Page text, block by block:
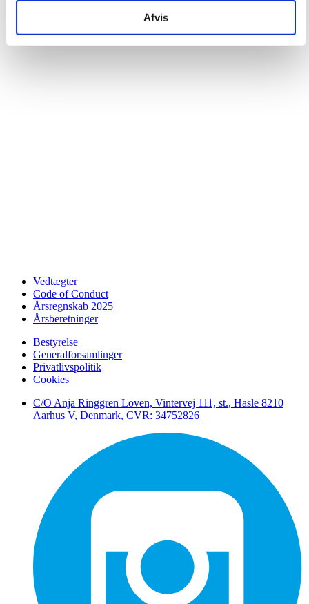
Afvis
Vedtægter
Code of Conduct
Årsregnskab 2025
Årsberetninger
Bestyrelse
Generalforsamlinger
Privatlivspolitik
Cookies
C/O Anja Ringgren Loven, Vintervej 111, st., Hasle ​8210
Aarhus V, Denmark, CVR: 34752826